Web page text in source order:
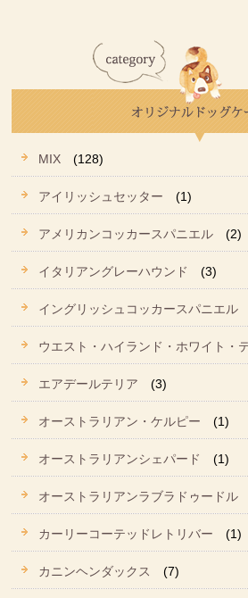
MIX (128)
アイリッシュセッター (1)
アメリカンコッカースパニエル (2)
イタリアングレーハウンド (3)
イングリッシュコッカースパニエル
ウエスト・ハイランド・ホワイト・
エアデールテリア (3)
オーストラリアン・ケルピー (1)
オーストラリアンシェパード (1)
オーストラリアンラブラドゥードル
カーリーコーテッドレトリバー (1)
カニンヘンダックス (7)